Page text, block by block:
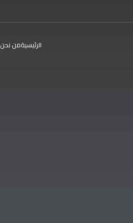
الرئيسيةمن نحن